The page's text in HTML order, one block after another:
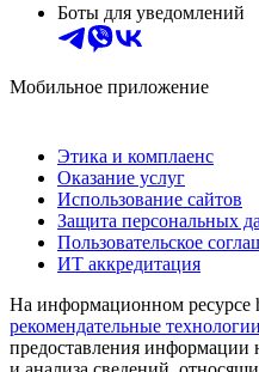
Боты для уведомлений
Мобильное приложение
Этика и комплаенс
Оказание услуг
Использование сайтов
Защита персональных
Пользовательское
ИТ аккредитация
На информационном ресурсе
рекомендательные технологии
предоставления информации